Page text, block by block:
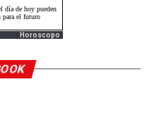
Horoscopo